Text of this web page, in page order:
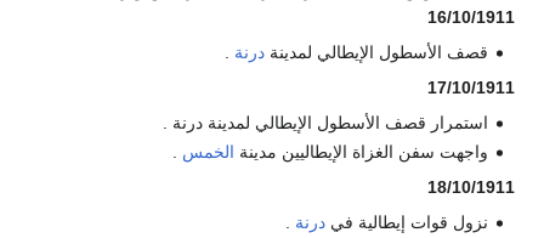
16/10/1911
قصف الأسطول الإيطالي لمدينةدرنة
17/10/1911
استمرار قصف الأسطول الإيطالي لمدينة درنة .
واجهت سفن الغزاة الإيطاليين مدينة الخمس
18/10/1911
نزول قوات إيطالية فيدرنة